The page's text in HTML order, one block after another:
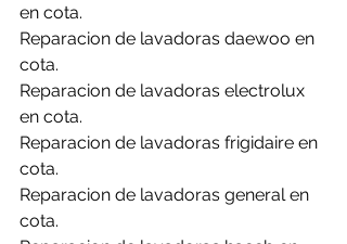
en cota.
Reparacion de lavadoras daewoo en
cota.
Reparacion de lavadoras electrolux
en cota.
Reparacion de lavadoras frigidaire en
cota.
Reparacion de lavadoras general en
cota.